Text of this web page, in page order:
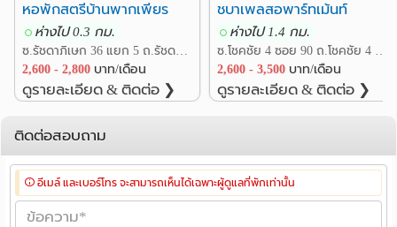
หอพักสตรีบ้านพากเพียร
ห่างไป 0.3 กม.
2,600 - 2,800 บาท/เดือน
ดูรายละเอียด & ติดต่อ ❯
ชบาเพลสอพาร์ทเม้นท์
ห่างไป 1.4 กม.
2,600 - 3,500 บาท/เดือน
ดูรายละเอียด & ติดต่อ ❯
ติดต่อสอบถาม
อีเมล์ และเบอร์โทร จะสามารถเห็นได้เฉพาะผู้ดูแลที่พักเท่านั้น